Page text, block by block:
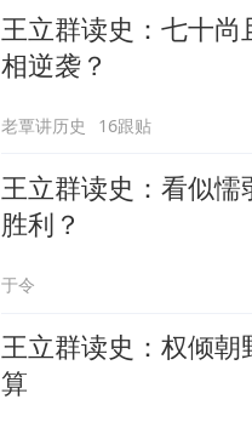
王立群读史：七十
相逆袭？
老覃讲历史 16跟贴
王立群读史：看似
胜利？
于令
王立群读史：权倾
算